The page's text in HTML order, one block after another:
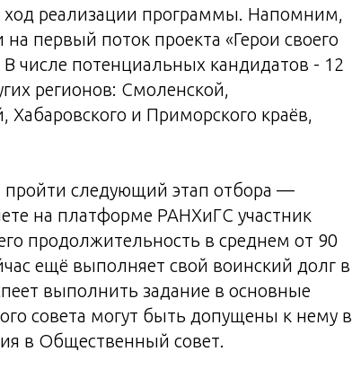
реализации программы. Напомним,
первый поток проекта «Герои своего
числе потенциальных кандидатов - 12
регионов: Смоленской,
и Приморского краёв,
пройти следующий этап отбора —
на платформе РАНХиГС участник
продолжительность в среднем от 90
ещё выполняет свой воинский долг в
выполнить задание в основные
совета могут быть допущены к нему в
в Общественный совет.